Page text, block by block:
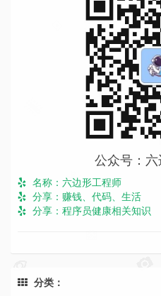
公众号：
名称：六边形工程师
分享：赚钱、代码、生活
分享：程序员健康相关知识
分类：